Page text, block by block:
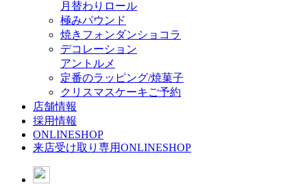
月替わりロール
極みパウンド
焼きフォンダンショコラ
デコレーション
アントルメ
定番のラッピング/焼菓子
クリスマスケーキご予約
店舗情報
採用情報
ONLINESHOP
来店受け取り専用ONLINESHOP